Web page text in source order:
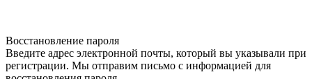
Восстановление пароля
Введите адрес электронной почты, который вы указывали при
регистрации. Мы отправим письмо с информацией для